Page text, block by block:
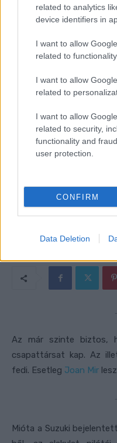
related to analytics
device identifiers in
I want to allow
related to
I want to allow
related to
I want to allow
related to security,
functionality and
user protection.
CONFIRM
Data Deletion